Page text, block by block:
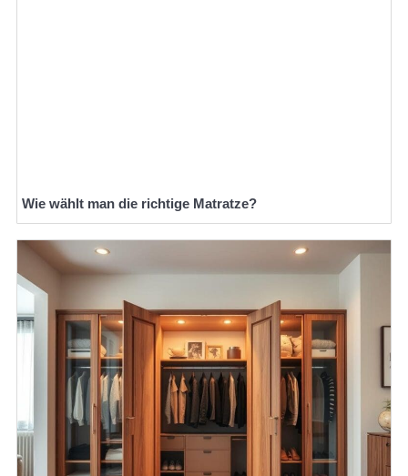
Wie wählt man die richtige Matratze?